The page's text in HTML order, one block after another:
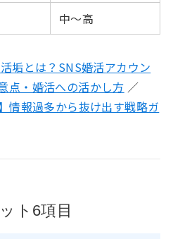
中〜高
活垢とは？SNS婚活アカウン
点・婚活への活かし方 ／
情報過多から抜け出す戦略ガ
ト6項目